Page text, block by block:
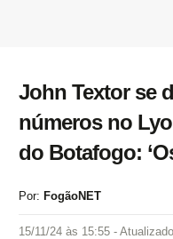
John Textor se
números no
do Botafogo:
Por: FogãoNET
15/11/24 às 15:55 -